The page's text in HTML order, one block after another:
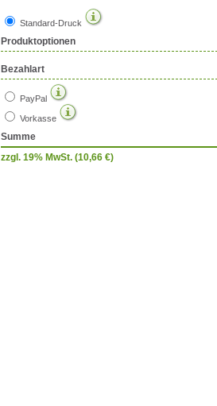
Standard-Druck
Produktoptionen
Bezahlart
PayPal
Vorkasse
Summe
zzgl. 19% MwSt. (10,66 €)